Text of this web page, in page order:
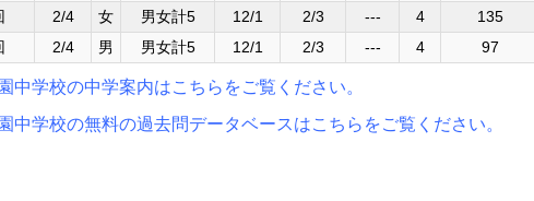
2/4 女 男女計5 12/1 2/3 --- 4 135
2/4 男 男女計5 12/1 2/3 --- 4 97
中学校の中学案内はこちらをご覧ください。
中学校の無料の過去問データベースはこちらをご覧ください。